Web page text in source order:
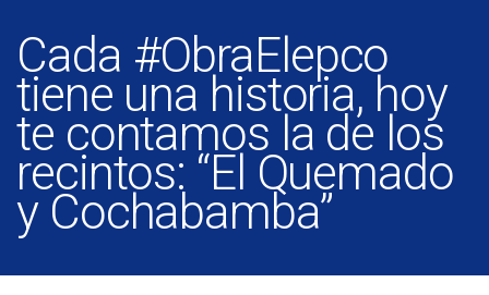
Cada #ObraElepco
tiene una historia, hoy
te contamos la de los
recintos: “El Quemado
y Cochabamba”